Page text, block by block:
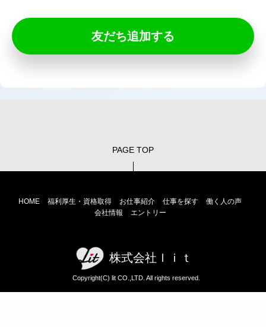
友だち追加する
PAGE TOP
HOME 福利厚生・資格取得 お仕事紹介 仕事を探す
働く人の声
会社情報
エントリー
株式会社ｌｉｔ
Copyright(C) lit CO.,LTD. All rights reserved.